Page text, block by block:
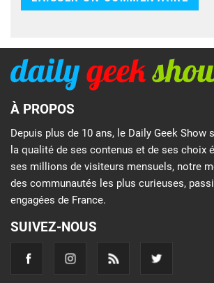
À PROPOS
Depuis plus de 10 ans, le Daily Geek Show
la qualité de ses contenus et de ses choix
ses millions de visiteurs mensuels, notre
des communautés les plus curieuses,
engagées de France.
SUIVEZ-NOUS